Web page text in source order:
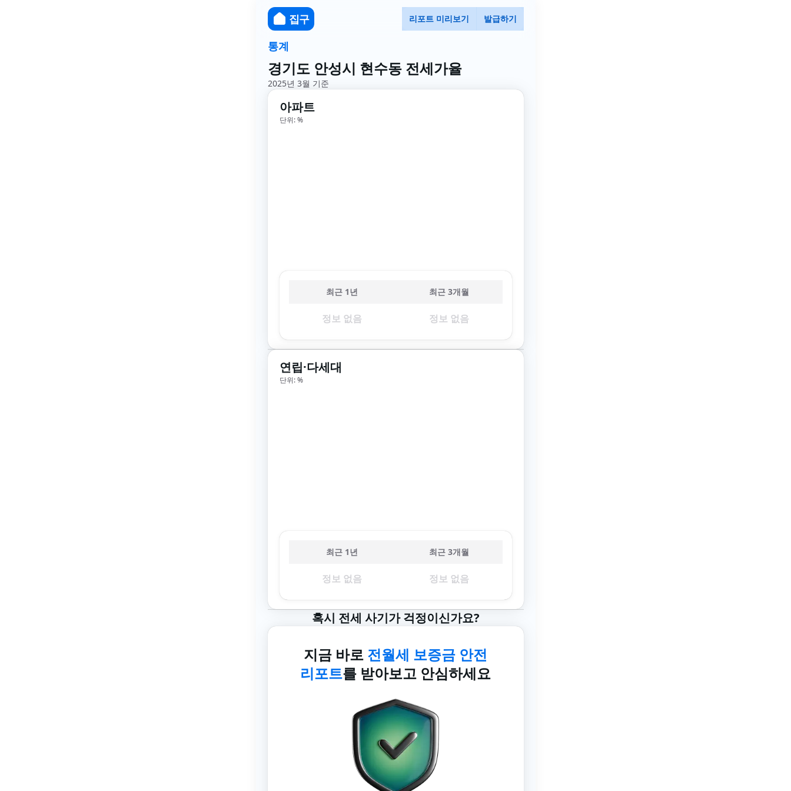
집구 리포트 미리보기 발급하기
통계
경기도 안성시 현수동 전세가율
2025년 3월 기준
아파트
단위: %
최근 1년 최근 3개월
정보 없음 정보 없음
연립·다세대
단위: %
최근 1년 최근 3개월
정보 없음 정보 없음
혹시 전세 사기가 걱정이신가요?
지금 바로 전월세 보증금 안전
리포트를 받아보고 안심하세요